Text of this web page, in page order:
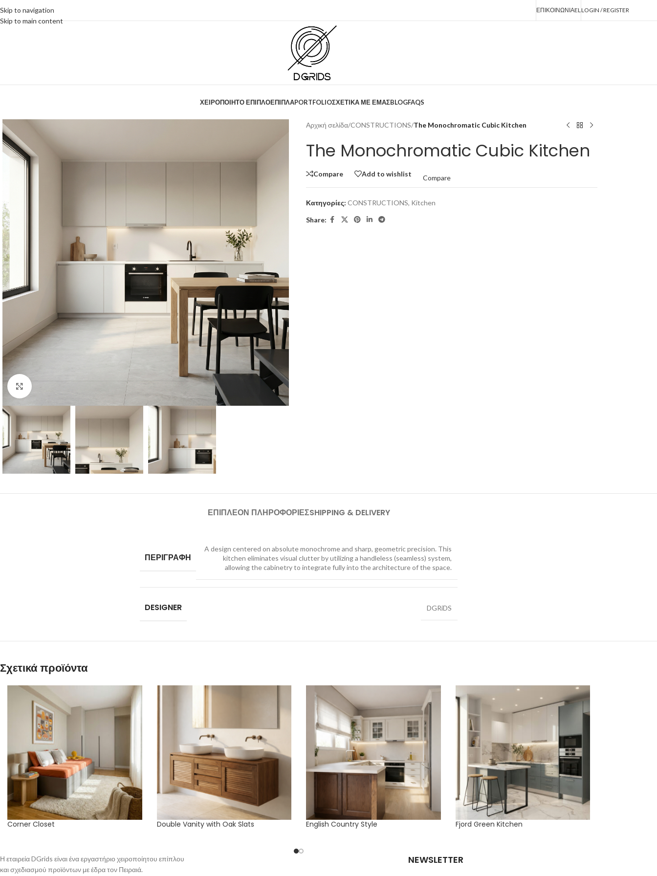
Skip to navigation
Skip to main content
ΕΠΙΚΟΙΝΩΝΙΑELLOGIN / REGISTER
ΧΕΙΡΟΠΟΙΗΤΟ ΕΠΙΠΛΟΕΠΙΠΛΑPORTFOLIOΣΧΕΤΙΚΑ ΜΕ ΕΜΑΣBLOGFAQS
Αρχική σελίδα/CONSTRUCTIONS/The Monochromatic Cubic Kitchen
The Monochromatic Cubic Kitchen
Compare Add to wishlist
Compare
Κατηγορίες: CONSTRUCTIONS, Kitchen
Share:
ΕΠΙΠΛΕΟΝ ΠΛΗΡΟΦΟΡΙΕΣSHIPPING & DELIVERY
ΠΕΡΙΓΡΑΦΗ
A design centered on absolute monochrome and sharp, geometric precision. This
kitchen eliminates visual clutter by utilizing a handleless (seamless) system,
allowing the cabinetry to integrate fully into the architecture of the space.
DESIGNER DGRiDS
Σχετικά προϊόντα
Corner Closet Double Vanity with Oak Slats English Country Style Fjord Green Kitchen
Η εταιρεία DGrids είναι ένα εργαστήριο χειροποίητου επίπλου
και σχεδιασμού προϊόντων με έδρα τον Πειραιά.
NEWSLETTER